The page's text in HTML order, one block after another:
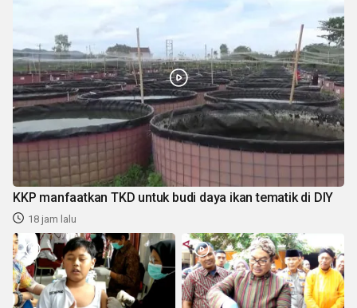
KKP manfaatkan TKD untuk budi daya ikan tematik di DIY
18 jam lalu